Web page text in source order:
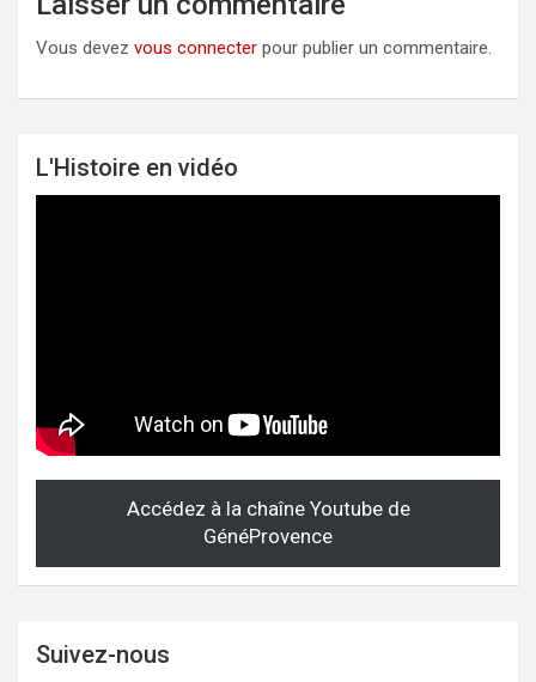
Vous devez vous connecter pour publier un commentaire.
L'Histoire en vidéo
Accédez à la chaîne Youtube de
GénéProvence
Suivez-nous